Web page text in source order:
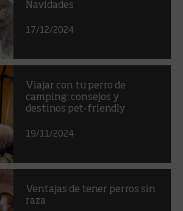
Navidades
17/12/2024
Viajar con tu perro de
camping: consejos y
destinos pet-friendly
19/11/2024
Ventajas de tener perros sin
raza